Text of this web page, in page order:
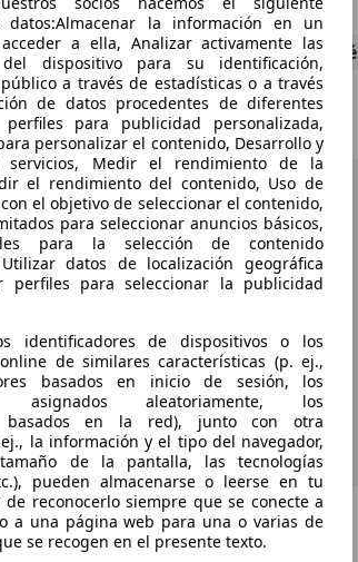
07/2020 111.958 km
datos:Almacenar la información en un
a ella, Analizar activamente las
del dispositivo para su identificación,
a través de estadísticas o a través
de datos procedentes de diferentes
para publicidad personalizada,
personalizar el contenido, Desarrollo y
servicios, Medir el rendimiento de la
el rendimiento del contenido, Uso de
el objetivo de seleccionar el contenido,
para seleccionar anuncios básicos,
para la selección de contenido
datos de localización geográfica
perfiles para seleccionar la publicidad
identificadores de dispositivos o los
de similares características (p. ej.,
basados en inicio de sesión, los
asignados aleatoriamente, los
basados en la red), junto con otra
la información y el tipo del navegador,
de la pantalla, las tecnologías
pueden almacenarse o leerse en tu
reconocerlo siempre que se conecte a
a una página web para una o varias de
se recogen en el presente texto.